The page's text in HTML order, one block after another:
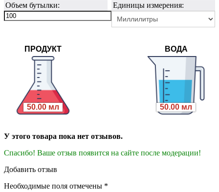
Объем бутылки:
Единицы измерения:
ПРОДУКТ
50.00 мл
ВОДА
50.00 мл
У этого товара пока нет отзывов.
Спасибо! Ваше отзыв появится на сайте после модерации!
Добавить отзыв
Необходимые поля отмечены *